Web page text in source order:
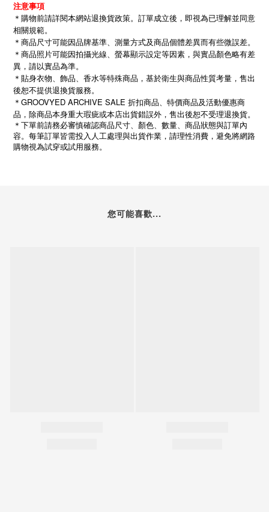
注意事項
＊購物前請詳閱本網站退換貨政策。訂單成立後，即視為已理解並同意
相關規範。
＊商品尺寸可能因品牌基準、測量方式及商品個體差異而有些微誤差。
＊商品照片可能因拍攝光線、螢幕顯示設定等因素，與實品顏色略有差
異，請以實品為準。
＊貼身衣物、飾品、香水等特殊商品，基於衛生與商品性質考量，售出
後恕不提供退換貨服務。
＊GROOVYED ARCHIVE SALE 折扣商品、特價商品及活動優惠商
品，除商品本身重大瑕疵或本店出貨錯誤外，售出後恕不受理退換貨。
＊下單前請務必審慎確認商品尺寸、顏色、數量、商品狀態與訂單內
容。每筆訂單皆需投入人工處理與出貨作業，請理性消費，避免將網路
購物視為試穿或試用服務。
您可能喜歡...